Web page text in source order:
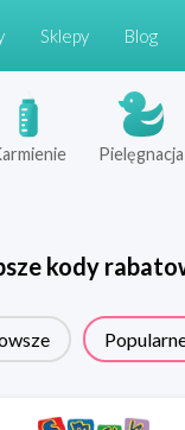
Sklepy Blog
Pielęgnacja
kody